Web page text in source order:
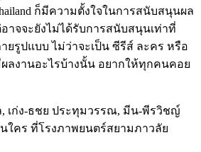
ก็มีความตั้งใจในการสนับสนุนผล
าจจะยังไม่ได้รับการสนับสนุนเท่าที่
รูปแบบ ไม่ว่าจะเป็น ซีรีส์ ละคร หรือ
ลงานอะไรบ้างนั้น อยากให้ทุกคนคอย
เก่ง-ธชย ประทุมวรรณ, มีน-พีรวิชญ์
ใคร ที่โรงภาพยนตร์สยามภาวลัย